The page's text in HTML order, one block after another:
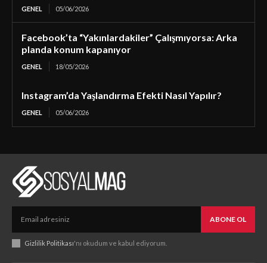
GENEL 05/06/2026
Facebook’ta “Yakınlardakiler” Çalışmıyorsa: Arka
planda konum kapanıyor
GENEL 18/05/2026
Instagram’da Yaşlandırma Efekti Nasıl Yapılır?
GENEL 05/06/2026
ABONE OL
Gizlilik Politikası'nı okudum ve kabul ediyorum.